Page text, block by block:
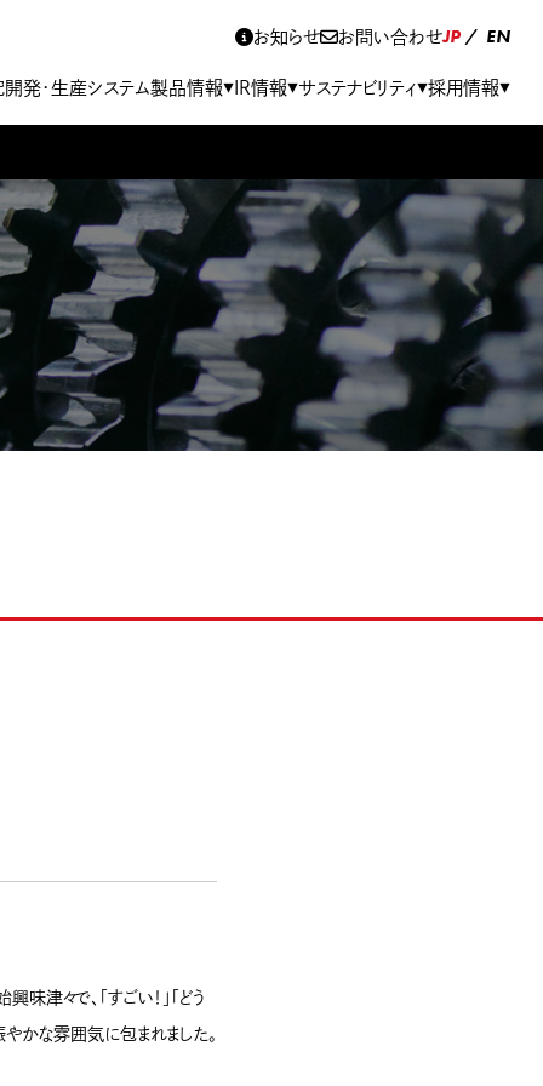
お知らせ お問い合わせJP EN
発･生産システム製品情報▼ IR情報▼
免責事項
サステナビリティ▼採用情報▼
津々で、「すごい！」「どう
かな雰囲気に包まれました。